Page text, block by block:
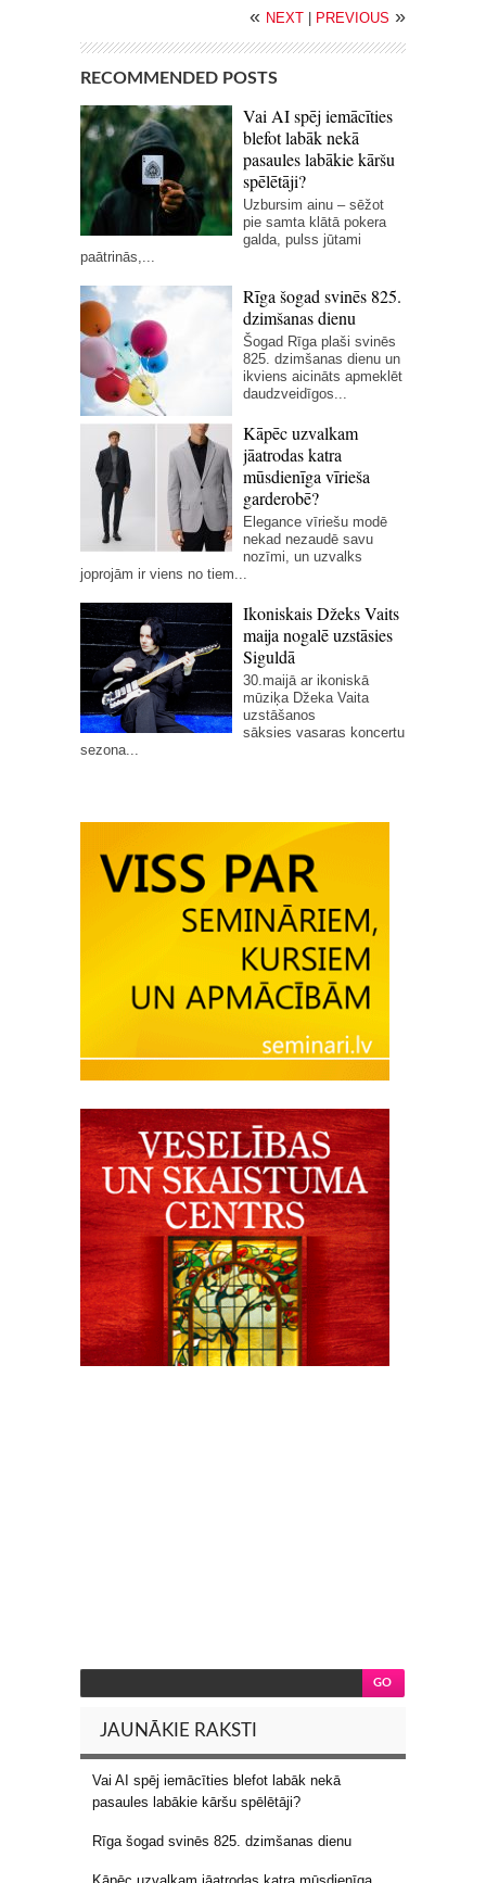
« NEXT PREVIOUS »
RECOMMENDED POSTS
Vai AI spēj iemācīties
blefot labāk nekā
pasaules labākie kāršu
spēlētāji?
Uzbursim ainu – sēžot
pie samta klātā pokera
galda, pulss jūtami
paātrinās,...
Rīga šogad svinēs 825.
dzimšanas dienu
Šogad Rīga plaši svinēs
825. dzimšanas dienu un
ikviens aicināts apmeklēt
daudzveidīgos...
Kāpēc uzvalkam
jāatrodas katra
mūsdienīga vīrieša
garderobē?
Elegance vīriešu modē
nekad nezaudē savu
nozīmi, un uzvalks
joprojām ir viens no tiem...
Ikoniskais Džeks Vaits
maija nogalē uzstāsies
Siguldā
30.maijā ar ikoniskā
mūziķa Džeka Vaita
uzstāšanos
sāksies vasaras koncertu
sezona...
JAUNĀKIE RAKSTI
Vai AI spēj iemācīties blefot labāk nekā
pasaules labākie kāršu spēlētāji?
Rīga šogad svinēs 825. dzimšanas dienu